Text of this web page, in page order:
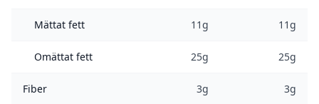
Mättat fett 11g 11g
Omättat fett 25g 25g
Fiber 3g 3g